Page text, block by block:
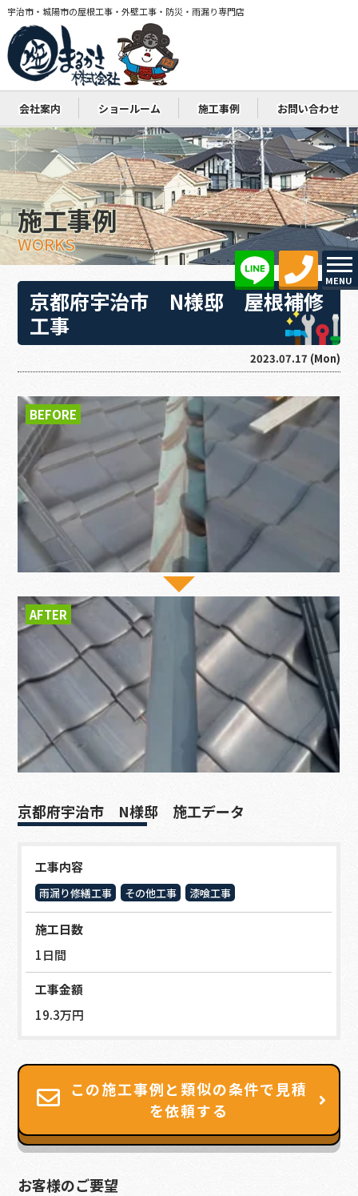
宇治市・城陽市の屋根工事・外壁工事・防災・雨漏り専門店
MENU
会社案内 ショールーム 施工事例 お問い合わせ
施工事例
WORKS
京都府宇治市 N様邸 屋根補修
工事
2023.07.17 (Mon)
BEFORE
AFTER
京都府宇治市 N様邸 施工データ
工事内容
雨漏り修繕工事 その他工事 漆喰工事
施工日数
1日間
工事金額
19.3万円
この施工事例と類似の条件で見積
を依頼する
お客様のご要望